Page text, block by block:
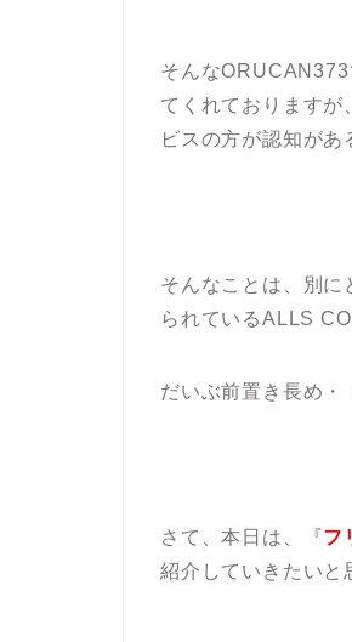
そんな
てくれておりますが
ビスの方が認知があ
そんなことは、別に
られているALLS
だいぶ前置き長め・
さて、本日は、『フ
紹介していきたいと